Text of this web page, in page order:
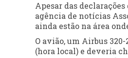
Apesar das
agência de notícias
ainda estão na área
O avião, um Airbus
(hora local) e deveria